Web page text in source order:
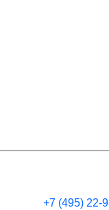
+7 (495) 22-